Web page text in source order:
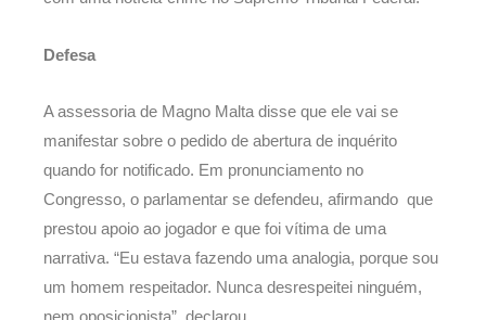
Defesa
A assessoria de Magno Malta disse que ele vai se
manifestar sobre o pedido de abertura de inquérito
quando for notificado. Em pronunciamento no
Congresso, o parlamentar se defendeu, afirmando que
prestou apoio ao jogador e que foi vítima de uma
narrativa. “Eu estava fazendo uma analogia, porque sou
um homem respeitador. Nunca desrespeitei ninguém,